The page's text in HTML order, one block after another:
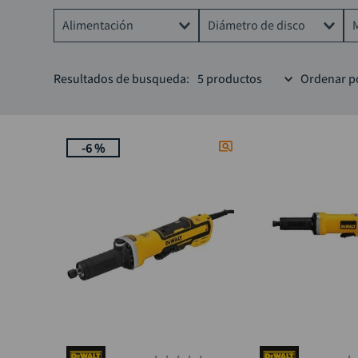
Alimentación
Eléctrica
Diámetro de disco
1/4"
Resultados de busqueda: 5 productos Ordenar
-6 %